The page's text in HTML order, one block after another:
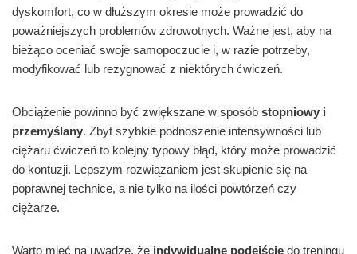
dyskomfort, co w dłuższym okresie może prowadzić do
poważniejszych problemów zdrowotnych. Ważne jest, aby na
bieżąco oceniać swoje samopoczucie i, w razie potrzeby,
modyfikować lub rezygnować z niektórych ćwiczeń.
Obciążenie powinno być zwiększane w sposób stopniowy i
przemyślany. Zbyt szybkie podnoszenie intensywności lub
ciężaru ćwiczeń to kolejny typowy błąd, który może prowadzić
do kontuzji. Lepszym rozwiązaniem jest skupienie się na
poprawnej technice, a nie tylko na ilości powtórzeń czy
ciężarze.
Warto mieć na uwadze, że indywidualne podejście do treningu